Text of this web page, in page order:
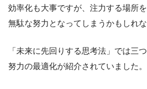
効率化も大事ですが、注力する場所
無駄な努力となってしまうかもしれな
「未来に先回りする思考法」では三
努力の最適化が紹介されていました。